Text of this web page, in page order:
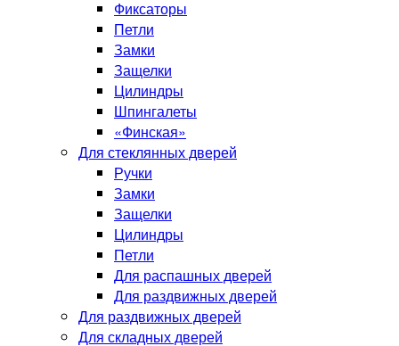
Фиксаторы
Петли
Замки
Защелки
Цилиндры
Шпингалеты
«Финская»
Для стеклянных дверей
Ручки
Замки
Защелки
Цилиндры
Петли
Для распашных дверей
Для раздвижных дверей
Для раздвижных дверей
Для складных дверей